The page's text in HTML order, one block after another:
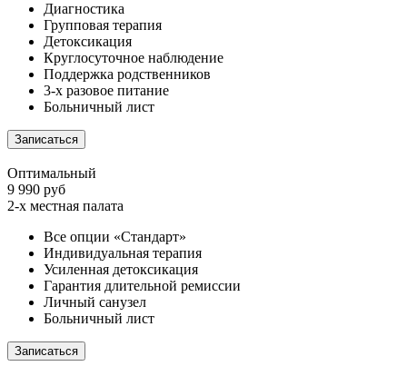
Диагностика
Групповая терапия
Детоксикация
Круглосуточное наблюдение
Поддержка родственников
3-х разовое питание
Больничный лист
Записаться
Оптимальный
9 990 руб
2-х местная палата
Все опции «Стандарт»
Индивидуальная терапия
Усиленная детоксикация
Гарантия длительной ремиссии
Личный санузел
Больничный лист
Записаться